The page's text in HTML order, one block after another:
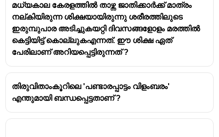
മധ്യകാല കേരളത്തിൽ താഴ്ന്ന ജാതിക്കാർക്ക് മാത്രം
നല്കിയിരുന്ന ശിക്ഷയായിരുന്നു ശരീരത്തിലുടെ
ഇരുമ്പുപാര അടിച്ചുകയറ്റി ദിവസങ്ങളോളം മരത്തിൽ
കെട്ടിയിട്ട് കൊല്ലുകഎന്നത്. ഈ ശിക്ഷ ഏത്
പേരിലാണ് അറിയപ്പെട്ടിരുന്നത് ?
തിരുവിതാംകൂറിലെ 'പണ്ടാരപ്പാട്ടം വിളംബരം'
എന്തുമായി ബന്ധപ്പെട്ടതാണ് ?